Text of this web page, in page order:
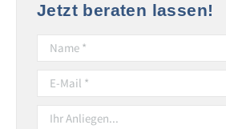
Jetzt beraten lassen!